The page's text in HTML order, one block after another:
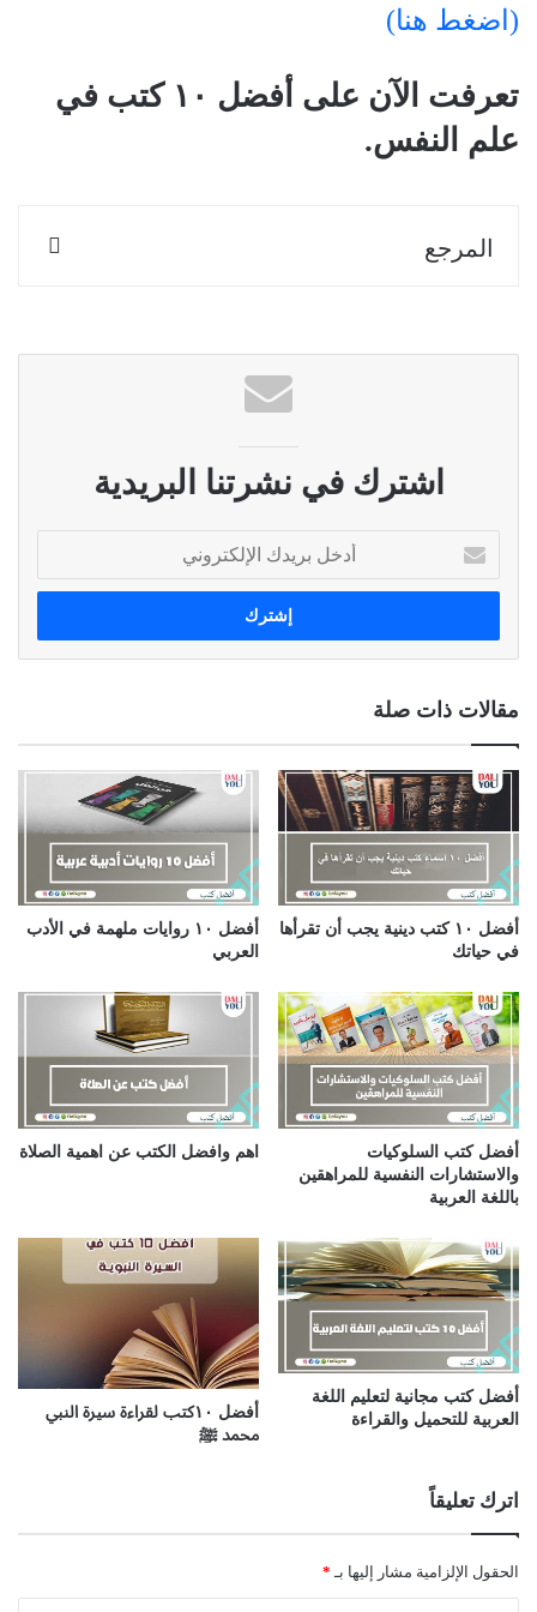
(اضغط هنا)
تعرفت الآن على أفضل ١٠ كتب في
علم النفس.
المرجع
اشترك في نشرتنا البريدية
خ
ب
د
ك
ل
ي
مقالات ذات صلة
أفضل ١٠ كتب دينية يجب أن تقرأها
في حياتك
أفضل ١٠ روايات ملهمة في الأدب
العربي
أفضل كتب السلوكيات
والاستشارات النفسية للمراهقين
باللغة العربية
اهم وافضل الكتب عن اهمية الصلاة
أفضل كتب مجانية لتعليم اللغة
العربية للتحميل والقراءة
أفضل ١٠كتب لقراءة سيرة النبي
محمد ﷺ
اترك تعليقاً
الحقول الإلزامية مشار إليها بـ *